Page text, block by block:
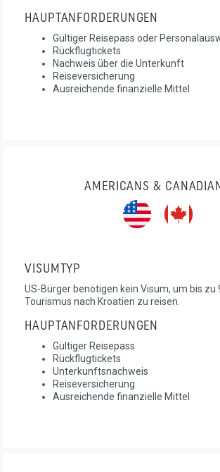
HAUPTANFORDERUNGEN
Gültiger Reisepass oder
Rückflugtickets
Nachweis über die Unterkunft
Reiseversicherung
Ausreichende finanzielle Mittel
AMERICANS &
VISUMTYP
US-Bürger benötigen kein Visum, um bis zu
Tourismus nach Kroatien zu reisen.
HAUPTANFORDERUNGEN
Gültiger Reisepass
Rückflugtickets
Unterkunftsnachweis
Reiseversicherung
Ausreichende finanzielle Mittel